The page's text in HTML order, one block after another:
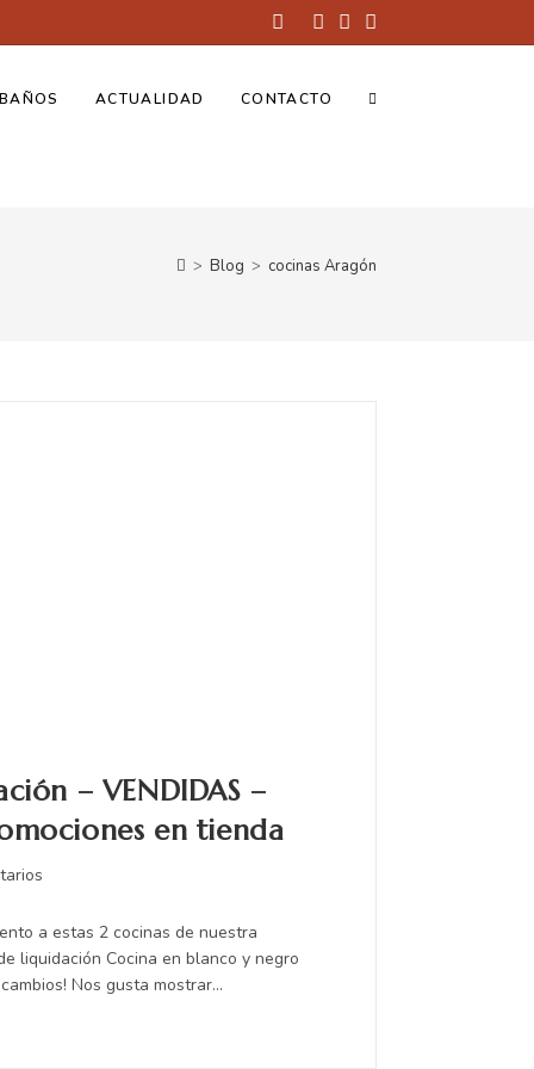
BAÑOS ACTUALIDAD CONTACTO
> Blog > cocinas Aragón
– VENDIDAS –
en tienda
a estas 2 cocinas de nuestra
liquidación Cocina en blanco y negro
cambios! Nos gusta mostrar…